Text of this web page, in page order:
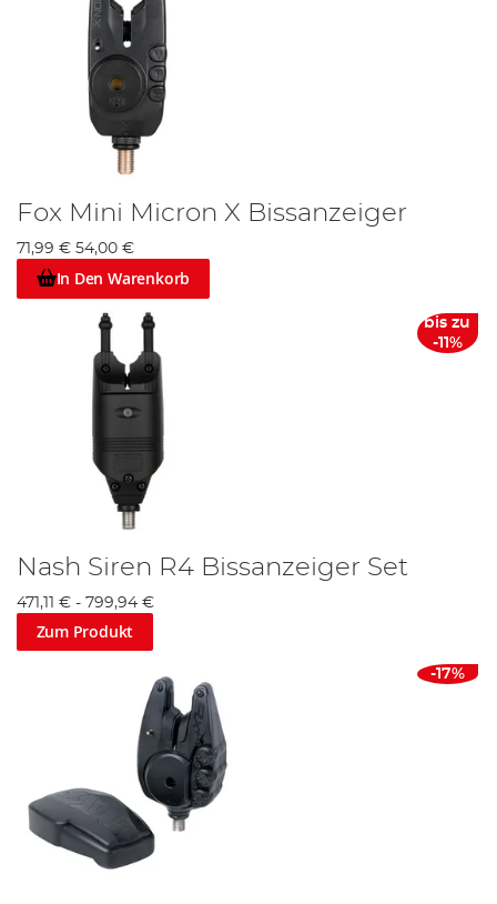
Fox Mini Micron X Bissanzeiger
71,99 € 54,00 €
In Den Warenkorb
bis zu
-11%
Nash Siren R4 Bissanzeiger Set
471,11 € - 799,94 €
Zum Produkt
-17%